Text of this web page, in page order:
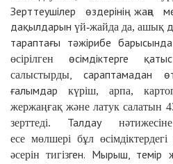
Зерттеушілер өздерінің жаңа
дақылдарын үй-жайда да, ашық
тараптағы тәжірибе барысында
өсірілген өсімдіктерге
салыстырды, сараптамадан
ғалымдар күріш, арпа,
жержаңғақ және латук салатын
зерттеді.
Талдау нәтижесіне
есе мөлшері бұл
әсерін тигізген. Мырыш, темір